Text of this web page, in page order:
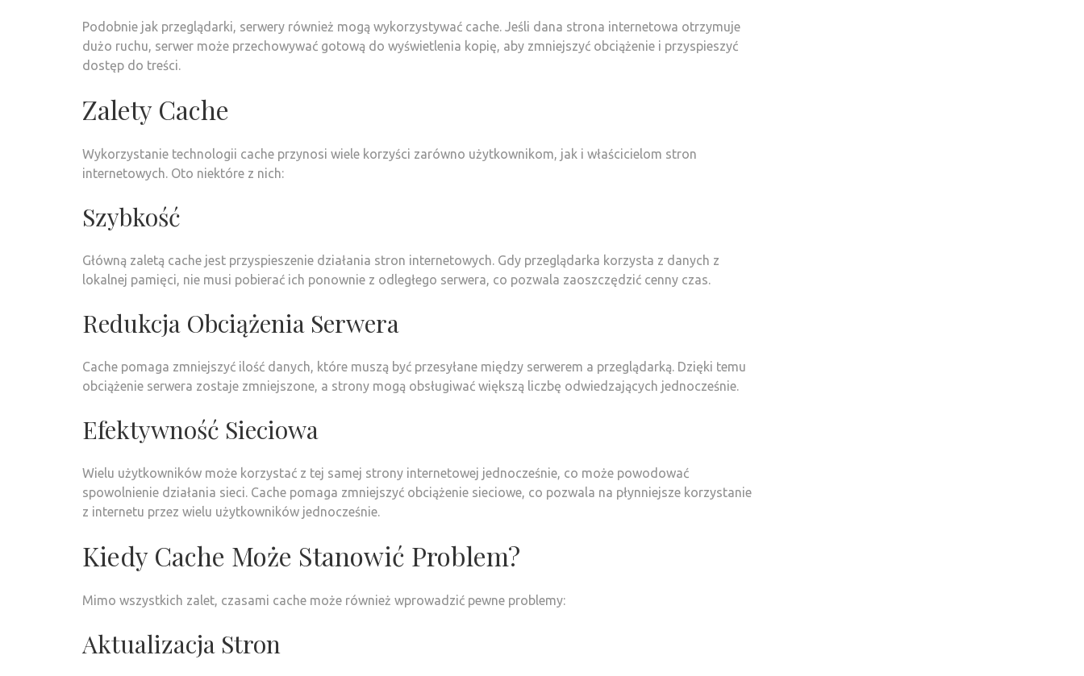
Podobnie jak przeglądarki, serwery również mogą wykorzystywać cache. Jeśli dana strona internetowa otrzymuje
dużo ruchu, serwer może przechowywać gotową do wyświetlenia kopię, aby zmniejszyć obciążenie i przyspieszyć
dostęp do treści.
Zalety Cache
Wykorzystanie technologii cache przynosi wiele korzyści zarówno użytkownikom, jak i właścicielom stron
internetowych. Oto niektóre z nich:
Szybkość
Główną zaletą cache jest przyspieszenie działania stron internetowych. Gdy przeglądarka korzysta z danych z
lokalnej pamięci, nie musi pobierać ich ponownie z odległego serwera, co pozwala zaoszczędzić cenny czas.
Redukcja Obciążenia Serwera
Cache pomaga zmniejszyć ilość danych, które muszą być przesyłane między serwerem a przeglądarką. Dzięki temu
obciążenie serwera zostaje zmniejszone, a strony mogą obsługiwać większą liczbę odwiedzających jednocześnie.
Efektywność Sieciowa
Wielu użytkowników może korzystać z tej samej strony internetowej jednocześnie, co może powodować
spowolnienie działania sieci. Cache pomaga zmniejszyć obciążenie sieciowe, co pozwala na płynniejsze korzystanie
z internetu przez wielu użytkowników jednocześnie.
Kiedy Cache Może Stanowić Problem?
Mimo wszystkich zalet, czasami cache może również wprowadzić pewne problemy:
Aktualizacja Stron